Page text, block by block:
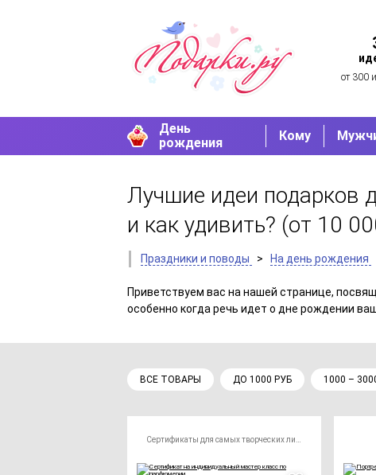
от 300
День
рождения
Кому
Лучшие идеи подарков
и как удивить? (от 10
Праздники и поводы > На день рождения
Приветствуем вас на нашей странице,
особенно когда речь идет о дне рождении
ВСЕ ТОВАРЫ ДО 1000 РУБ 1000 –
Сертификаты для самых творческих личностей